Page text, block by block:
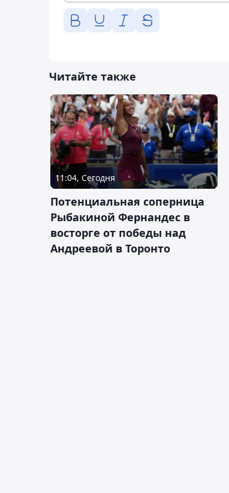
Читайте также
11:04, Сегодня
Потенциальная соперница
Рыбакиной Фернандес в
восторге от победы над
Андреевой в Торонто